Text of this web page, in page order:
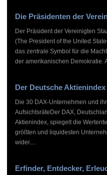
Die Präsidenten der
Der Präsident der Vereinigten
(The President of the United
das zentrale Symbol für die
der amerikanischen Demokratie.
Der Deutsche Aktienindex
Die 30 DAX-Unternehmen und
AufsichtsräteDer DAX,
Aktienindex, spiegelt die
größten und liquidesten
wider....
Erfinder, Entdecker,